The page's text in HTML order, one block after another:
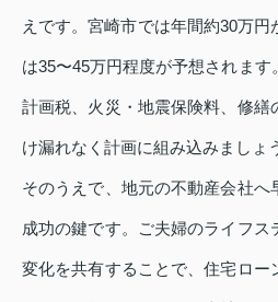
えです。宮崎市では年間約30万
は35〜45万円程度が予想されま
計画税、火災・地震保険料、修繕
け漏れなく計画に組み込みましょ
そのうえで、地元の不動産会社
成功の鍵です。ご夫婦のライフ
変化を共有することで、住宅ロー